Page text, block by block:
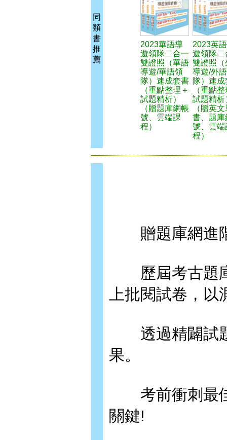
同
類
書
推
薦
2023華語導
遊領隊二合一
雙證照（華語
導遊/華語領
隊）速成套書
（重點整理＋
試題精析）
（贈題庫網帳
號、雲端課
程）
2023英
遊領隊二
雙證照（
導遊/外
隊）速成
（重點
試題精析
（贈英
書、題庫
號、雲端
程）
贈題庫網進階
歷屆考古題庫
上批閱試卷，以
透過精闢試題
果。
考前衝刺最佳
關鍵!